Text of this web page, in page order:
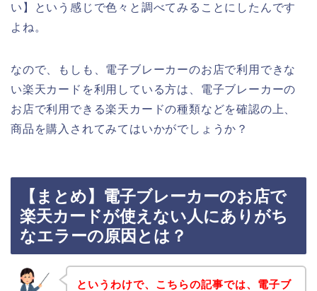
い】という感じで色々と調べてみることにしたんです
よね。
なので、もしも、電子ブレーカーのお店で利用できな
い楽天カードを利用している方は、電子ブレーカーの
お店で利用できる楽天カードの種類などを確認の上、
商品を購入されてみてはいかがでしょうか？
【まとめ】電子ブレーカーのお店で
楽天カードが使えない人にありがち
なエラーの原因とは？
というわけで、こちらの記事では、電子ブ